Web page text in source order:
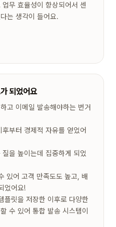
무 효율성이 향상되어서 센
길 잘했다는 생각이 들어요.
되었어요
고 이메일 발송해야하는 번거
부터 경제적 자유를 얻었어
을 높이는데 집중하게 되었
있어 고객 만족도도 높고, 배
되었어요!
플릿을 저장한 이후로 다양한